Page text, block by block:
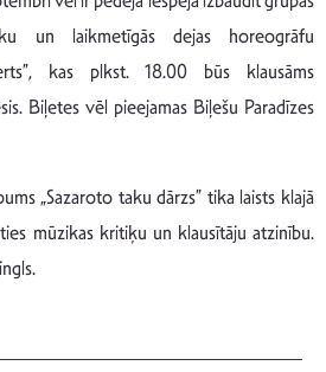
un laikmetīgās dejas horeogrāfu
kas plkst. 18.00 būs klausāms
Biļetes vēl pieejamas Biļešu Paradīzes
„Sazaroto taku dārzs” tika laists klajā
mūzikas kritiķu un klausītāju atzinību.